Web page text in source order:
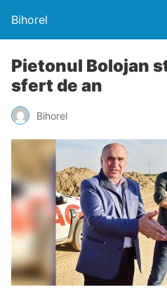
Bihorel
Pietonul Bolojan
sfert de an
Bihorel